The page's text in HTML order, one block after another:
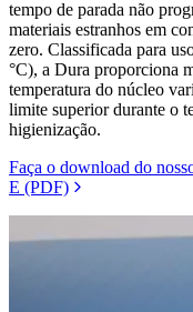
tempo de parada não
materiais estranhos em
zero. Classificada para
°C), a Dura proporciona
temperatura do núcleo
limite superior durante o
higienização.
Faça o download do
E (PDF)